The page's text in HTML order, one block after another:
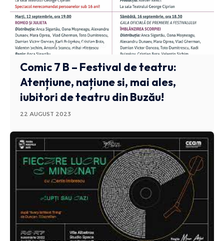
CULTURA STIRI BUZAU
Comic 7 B – Festival de teatru:
Atențiune, națiune si, mai ales,
iubitori de teatru din Buzău!
22 AUGUST 2023